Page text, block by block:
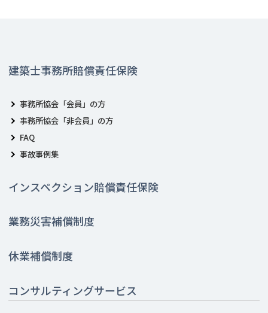
建築士事務所賠償責任保険
事務所協会「会員」の方
事務所協会「非会員」の方
FAQ
事故事例集
インスペクション賠償責任保険
業務災害補償制度
休業補償制度
コンサルティングサービス